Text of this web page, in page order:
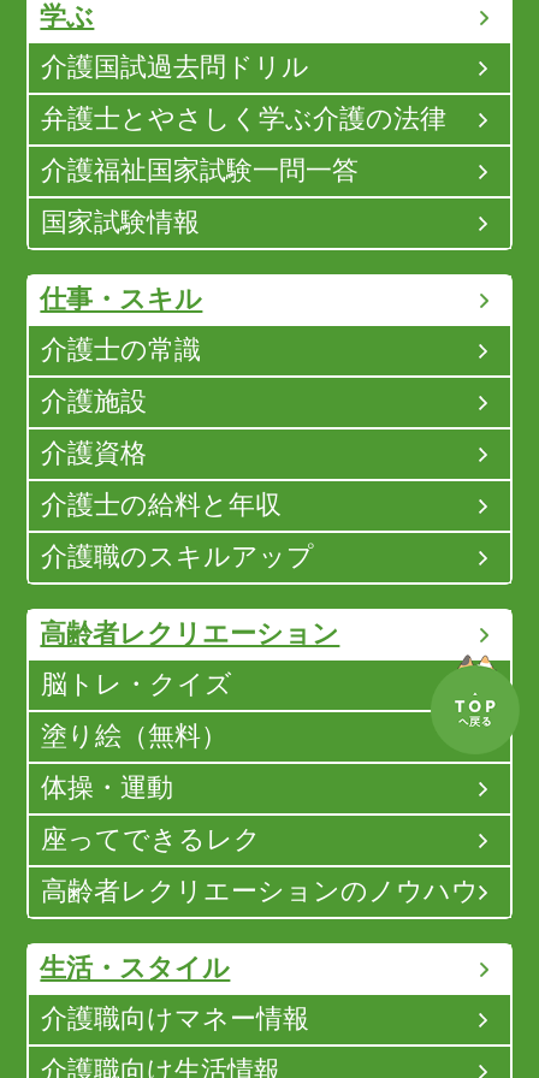
学ぶ
介護国試過去問ドリル
弁護士とやさしく学ぶ介護の法律
介護福祉国家試験一問一答
国家試験情報
仕事・スキル
介護士の常識
介護施設
介護資格
介護士の給料と年収
介護職のスキルアップ
高齢者レクリエーション
脳トレ・クイズ
塗り絵（無料）
体操・運動
座ってできるレク
高齢者レクリエーションのノウハウ
生活・スタイル
介護職向けマネー情報
介護職向け生活情報